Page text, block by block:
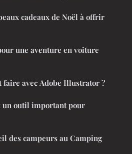
cadeaux de Noël à offrir
une aventure en voiture
faire avec Adobe Illustrator ?
un outil important pour
des campeurs au Camping